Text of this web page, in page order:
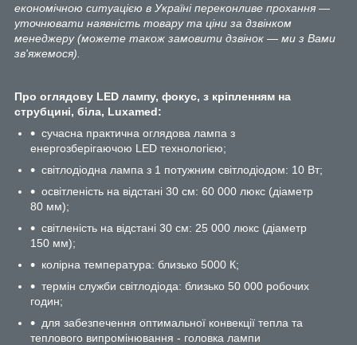
економічною ситуацією в Україні переконливе прохання —
уточнювати наявність товару та ціни за дзвінком
менеджеру (можете також замовити дзвінок — ми з Вами
зв'яжемося).
Про оглядову LED лампу, фокус, з кріпленням на
струбцині, біла, Luxamed:
сучасна практична оглядова лампа з
енергозберігаючою LED технологією;
світлодіодна лампа з 1 потужним світлодіодом: 10 Вт;
освітленість на відстані 30 см: 60 000 люкс (діаметр
80 мм);
світленість на відстані 30 см: 25 000 люкс (діаметр
150 мм);
колірна температура: близько 5000 К;
термін служби світлодіода: близько 50 000 робочих
годин;
для забезпечення оптимальної конвекції тепла та
теплового випромінювання - головка лампи